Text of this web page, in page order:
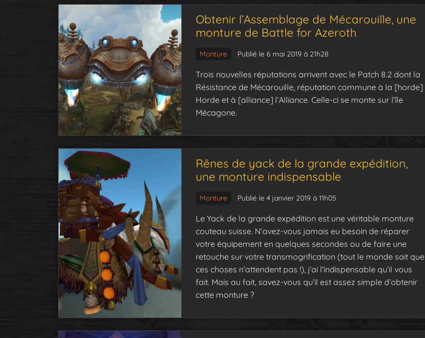
Obtenir l’Assemblage de Mécarouille, une
monture de Battle for Azeroth
Monture Publié le 6 mai 2019 à 21h28
Trois nouvelles réputations arrivent avec le Patch 8.2 dont la
Résistance de Mécarouille, réputation commune à la [horde]
Horde et à [alliance] l’Alliance. Celle-ci se monte sur l’île
Mécagone.
Rênes de yack de la grande expédition,
une monture indispensable
Monture Publié le 4 janvier 2019 à 11h05
Le Yack de la grande expédition est une véritable monture
couteau suisse. N’avez-vous jamais eu besoin de réparer
votre équipement en quelques secondes ou de faire une
retouche sur votre transmogrification (tout le monde sait que
ces choses n’attendent pas !), j’ai l’indispensable qu’il vous
fait. Mais au fait, savez-vous qu’il est assez simple d’obtenir
cette monture ?